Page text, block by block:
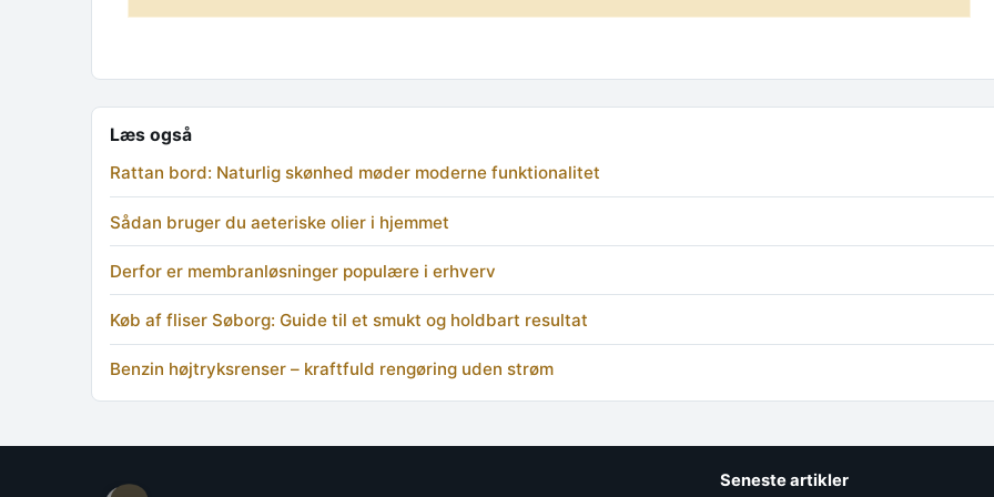
Læs også
Rattan bord: Naturlig skønhed møder moderne funktionalitet
Sådan bruger du aeteriske olier i hjemmet
Derfor er membranløsninger populære i erhverv
Køb af fliser Søborg: Guide til et smukt og holdbart resultat
Benzin højtryksrenser – kraftfuld rengøring uden strøm
Seneste artikler